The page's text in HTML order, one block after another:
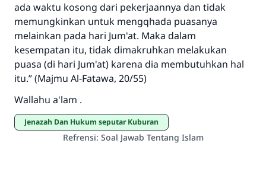
ada waktu kosong dari pekerjaannya dan tidak
memungkinkan untuk mengqhada puasanya
melainkan pada hari Jum'at. Maka dalam
kesempatan itu, tidak dimakruhkan melakukan
puasa (di hari Jum'at) karena dia membutuhkan hal
itu.” (Majmu Al-Fatawa, 20/55)
Wallahu a'lam .
Jenazah Dan Hukum seputar Kuburan
Refrensi: Soal Jawab Tentang Islam